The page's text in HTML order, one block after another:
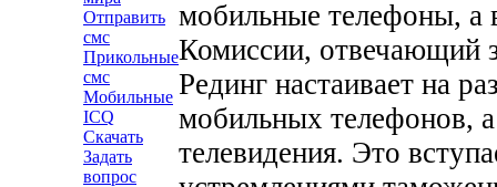
Отправить
смс
Прикольные
смс
Мобильные
ICQ
Скачать
Задать
вопрос
мобильные телефоны, а
Комиссии, отвечающий
Рединг настаивает на
мобильных телефонов,
телевидения. Это